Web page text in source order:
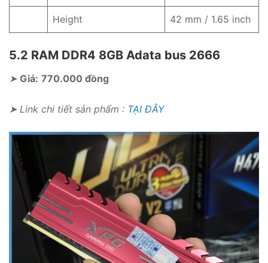
Height 42 mm / 1.65 inch
5.2 RAM DDR4 8GB Adata bus 2666
➤ Giá: 770.000 đồng
➤ Link chi tiết sản phẩm : TẠI ĐÂY